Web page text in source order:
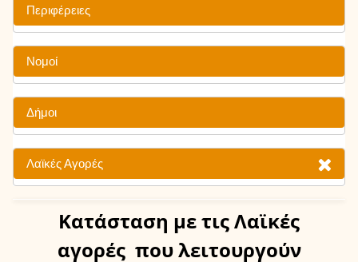
Περιφέρειες
Νομοί
Δήμοι
Λαϊκές Αγορές
Κατάσταση με τις Λαϊκές
αγορές που λειτουργούν